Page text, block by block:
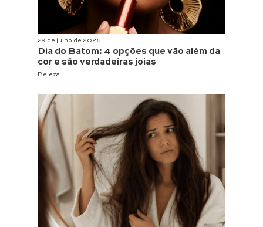
29 de julho de 2026
Dia do Batom: 4 opções que vão além da
cor e são verdadeiras joias
Beleza